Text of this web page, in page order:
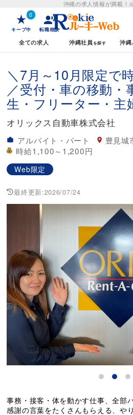
沖縄の求人情報が満載！
0
キープ中 転職相談
全ての求人 沖縄社員 沖縄
＼7月～10月限定で
／受付・車の移動・
生・フリーター・主
オリックス自動車株式会社
アルバイト・パート
豊見城
時給1,100～1,200円
Web限定
最終更新:2026/07/24
事務・接客・体を動かす仕事、全部
感謝の言葉をたくさんもらえる、や